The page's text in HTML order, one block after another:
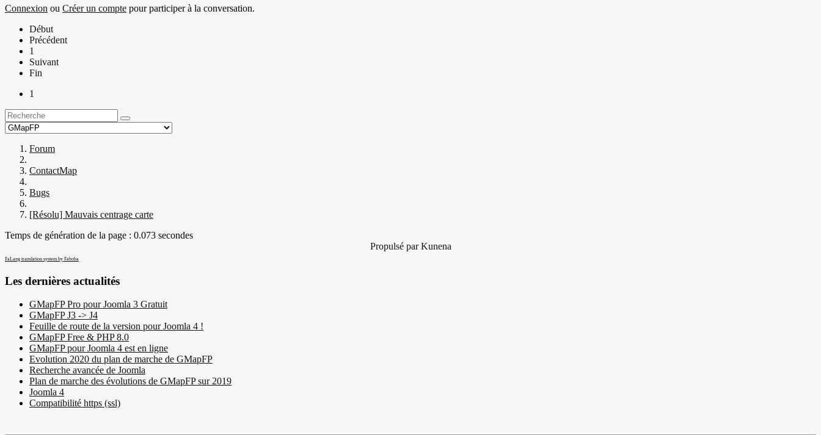
Connexion ou Créer un compte pour participer à la conversation.
Début
Précédent
1
Suivant
Fin
1
Forum
ContactMap
Bugs
[Résolu] Mauvais centrage carte
Temps de génération de la page : 0.073 secondes
Propulsé parKunena
FaLang translation system by Faboba
Les dernières actualités
GMapFP Pro pour Joomla 3 Gratuit
GMapFP J3 -> J4
Feuille de route de la version pour Joomla 4 !
GMapFP Free & PHP 8.0
GMapFP pour Joomla 4 est en ligne
Evolution 2020 du plan de marche de GMapFP
Recherche avancée de Joomla
Plan de marche des évolutions de GMapFP sur 2019
Joomla 4
Compatibilité https (ssl)